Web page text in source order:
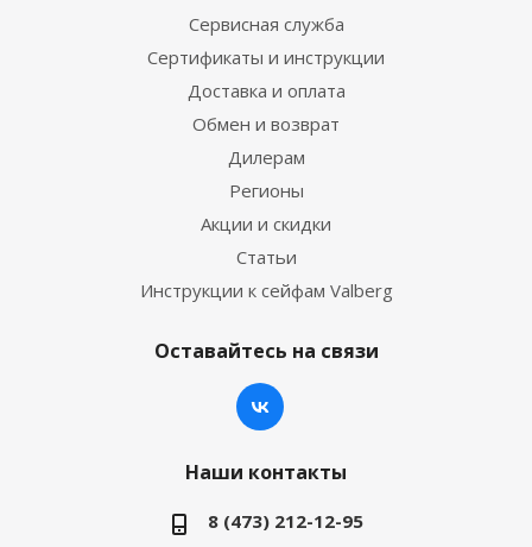
Сервисная служба
Сертификаты и инструкции
Доставка и оплата
Обмен и возврат
Дилерам
Регионы
Акции и скидки
Статьи
Инструкции к сейфам Valberg
Оставайтесь на связи
Наши контакты
8 (473) 212-12-95